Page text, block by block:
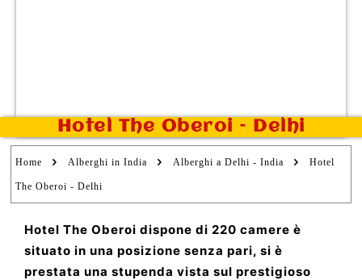
Hotel The Oberoi – Delhi
Home Alberghi in India Alberghi a Delhi - India Hotel
The Oberoi - Delhi
Hotel The Oberoi dispone di 220 camere è
situato in una posizione senza pari, si è
prestata una stupenda vista sul prestigioso